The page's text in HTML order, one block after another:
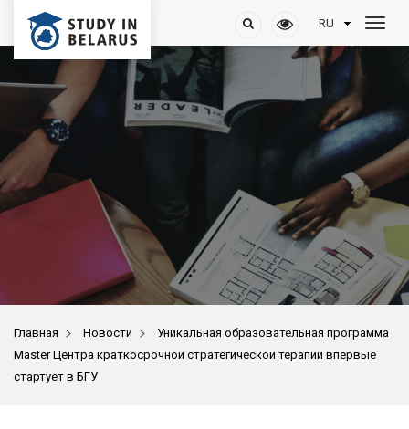
Главная > Новости >
Уникальная образовательная программа
Master Центра краткосрочной стратегической терапии впервые
стартует в БГУ